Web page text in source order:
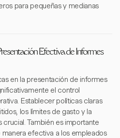
para pequeñas y medianas
Efectiva de Informes
en la presentación de informes
el control
Establecer políticas claras
los límites de gasto y la
También es importante
efectiva a los empleados